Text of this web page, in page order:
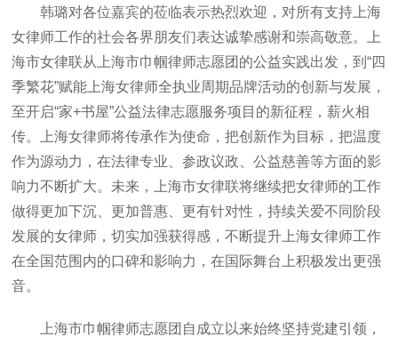
韩璐对各位嘉宾的莅临表示热烈欢迎，对所有支持上海
女律师工作的社会各界朋友们表达诚挚感谢和崇高敬意。上
海市女律联从上海市巾帼律师志愿团的公益实践出发，到“四
季繁花”赋能上海女律师全执业周期品牌活动的创新与发展，
至开启“家+书屋”公益法律志愿服务项目的新征程，薪火相
传。上海女律师将传承作为使命，把创新作为目标，把温度
作为源动力，在法律专业、参政议政、公益慈善等方面的影
响力不断扩大。未来，上海市女律联将继续把女律师的工作
做得更加下沉、更加普惠、更有针对性，持续关爱不同阶段
发展的女律师，切实加强获得感，不断提升上海女律师工作
在全国范围内的口碑和影响力，在国际舞台上积极发出更强
音。
上海市巾帼律师志愿团自成立以来始终坚持党建引领，